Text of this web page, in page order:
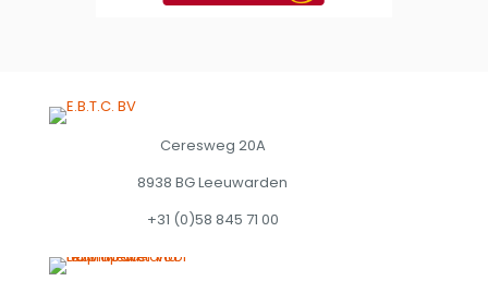
Ceresweg 20A
8938 BG Leeuwarden
+31 (0)58 845 71 00